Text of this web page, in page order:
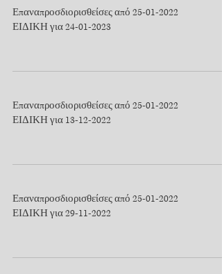
Επαναπροσδιορισθείσες από 25-01-2022
ΕΙΔΙΚΗ για 24-01-2023
Επαναπροσδιορισθείσες από 25-01-2022
ΕΙΔΙΚΗ για 13-12-2022
Επαναπροσδιορισθείσες από 25-01-2022
ΕΙΔΙΚΗ για 29-11-2022